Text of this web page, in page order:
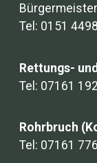
Tel: 0151
Rettungs-
Tel: 07161
Rohrbruch
Tel: 07161